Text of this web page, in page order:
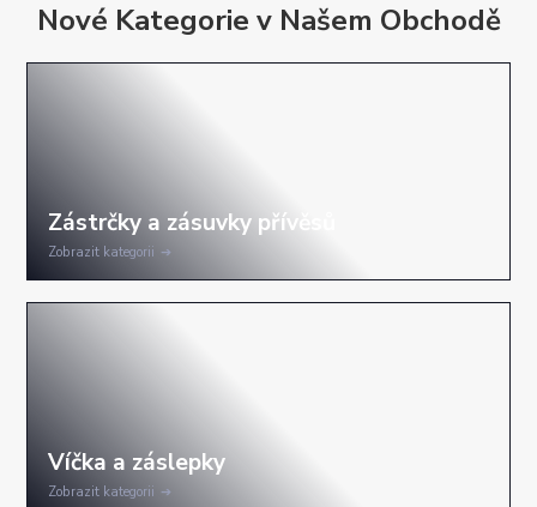
Nové Kategorie v Našem Obchodě
Zobrazit kategorii
Zobrazit kategorii